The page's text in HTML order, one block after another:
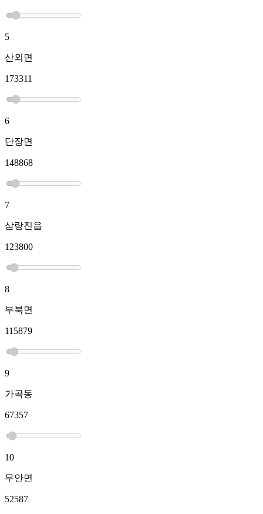
5
산외면
173311
6
단장면
148868
7
삼랑진읍
123800
8
부북면
115879
9
가곡동
67357
10
무안면
52587